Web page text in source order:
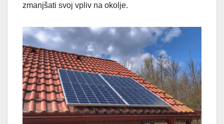
zmanjšati svoj vpliv na okolje.